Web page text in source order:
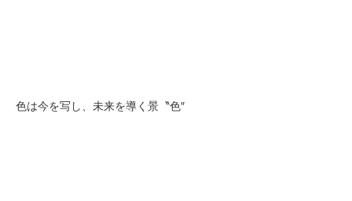
色は今を写し、未来を導く景〝色″